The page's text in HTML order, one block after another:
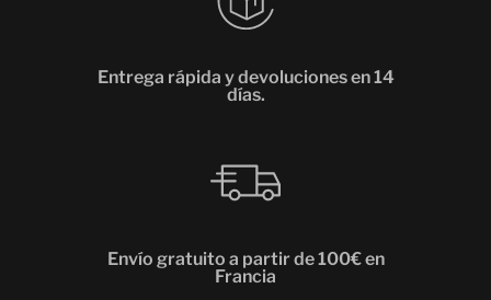
Entrega rápida y devoluciones en 14
días.
Envío gratuito a partir de 100€ en
Francia